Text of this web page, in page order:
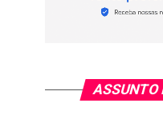
ASSUNTO